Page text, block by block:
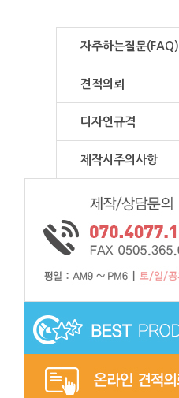
자주하는질문(FAQ)
견적의뢰
디자인규격
제작시주의사항